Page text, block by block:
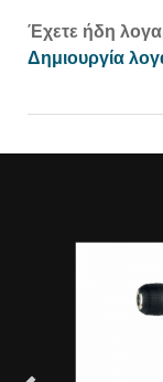
Έχετε ήδη
Δημιουργία